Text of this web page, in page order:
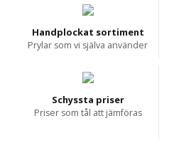
Handplockat sortiment
Prylar som vi själva använder
Schyssta priser
Priser som tål att jämföras